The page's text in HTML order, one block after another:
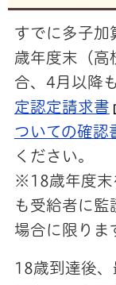
すでに多子加
歳年度末（高
合、4月以降
定認定請求書
ついての確認
ください。
※18歳年度末
も受給者に監
場合に限りま
18歳到達後、